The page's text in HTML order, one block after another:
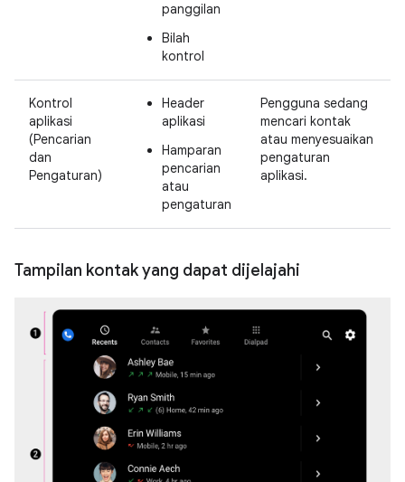
panggilan
Bilah
kontrol
Kontrol
aplikasi
(Pencarian
dan
Pengaturan)
Header
aplikasi
Hamparan
pencarian
atau
pengaturan
Pengguna sedang
mencari kontak
atau menyesuaikan
pengaturan
aplikasi.
Tampilan kontak yang dapat dijelajahi